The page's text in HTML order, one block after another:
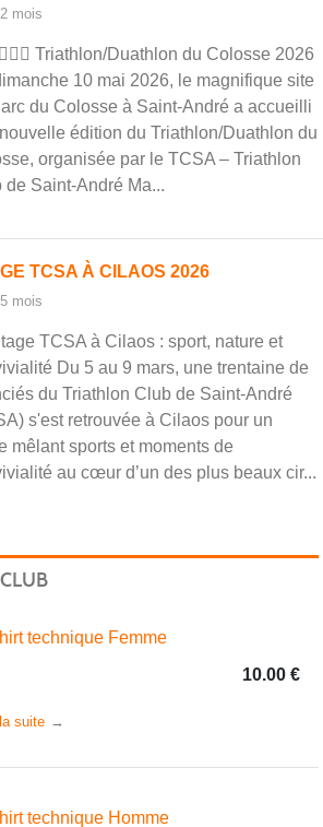
mois
Triathlon/Duathlon du Colosse 2026
10 mai 2026, le magnifique site
du Colosse à Saint-André a accueilli
édition du Triathlon/Duathlon du
organisée par le TCSA – Triathlon
de Saint-André Ma...
TCSA À CILAOS 2026
mois
TCSA à Cilaos : sport, nature et
Du 5 au 9 mars, une trentaine de
du Triathlon Club de Saint-André
s'est retrouvée à Cilaos pour un
mêlant sports et moments de
au cœur d’un des plus beaux cir...
technique Femme
10.00 €
la suite
technique Homme